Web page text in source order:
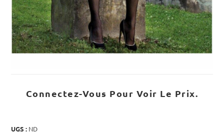
Connectez-Vous Pour Voir Le Prix.
UGS : ND